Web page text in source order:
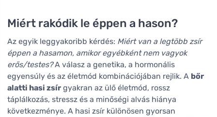
Miért rakódik le éppen a hason?
Az egyik leggyakoribb kérdés: Miért van a legtöbb zsír
éppen a hasamon, amikor egyébként nem vagyok
erős/testes?A válasz a genetika, a hormonális
egyensúly és az életmód kombinációjában rejlik. A bőr
alatti hasi zsír gyakran az ülő életmód, rossz
táplálkozás, stressz és a minőségi alvás hiánya
következménye. A hasi zsír különösen gyorsan